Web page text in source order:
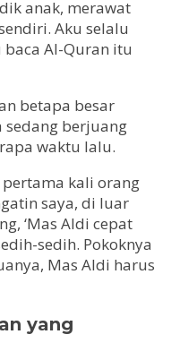
anak, merawat
Aku selalu
Al-Quran itu
betapa besar
sedang berjuang
waktu lalu.
kali orang
saya, di luar
‘Mas Aldi cepat
sedih. Pokoknya
Mas Aldi harus
yang